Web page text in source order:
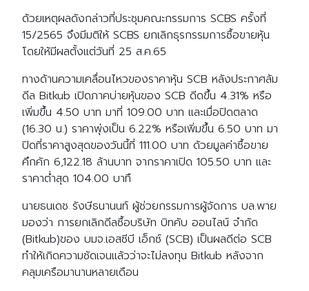
ด้วยเหตุผลดังกล่าวที่ประชุมคณะกรรมการ SCBS ครั้งที่
15/2565 จึงมีมติให้ SCBS ยกเลิกธุรกรรมการซื้อขายหุ้น
โดยให้มีผลตั้งแต่วันที่ 25 ส.ค.65
ทางด้านความเคลื่อนไหวของราคาหุ้น SCB หลังประกาศล้ม
ดีล Bitkub เปิดภาคบ่ายหุ้นของ SCB ดีดขึ้น 4.31% หรือ
เพิ่มขึ้น 4.50 บาท มาที่ 109.00 บาท และเมื่อปิดตลาด
(16.30 น.) ราคาพุ่งเป็น 6.22% หรือเพิ่มขึ้น 6.50 บาท มา
ปิดที่ราคาสูงสุดของวันนี้ที่ 111.00 บาท ด้วยมูลค่าซื้อขาย
คึกคัก 6,122.18 ล้านบาท จากราคาเปิด 105.50 บาท และ
ราคาต่ำสุด 104.00 บาทื
นายธนเดช รังษีธนานนท์ ผู้ช่วยกรรมการผู้จัดการ บล.พาย
มองว่า การยกเลิกดีลซื้อบริษัท บิทคับ ออนไลน์ จำกัด
(Bitkub)ของ บมจ.เอสซีบี เอ็กซ์ (SCB) เป็นผลดีต่อ SCB
ทำให้เกิดความชัดเจนแล้วว่าจะไม่ลงทุน Bitkub หลังจาก
คลุมเครือมานานหลายเดือน